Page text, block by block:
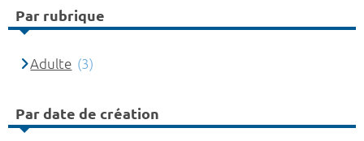
Par rubrique
Adulte (3)
Par date de création